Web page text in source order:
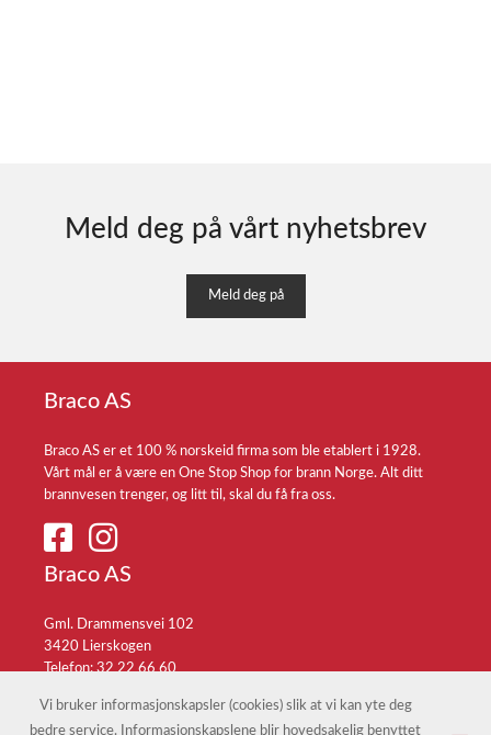
Meld deg på vårt nyhetsbrev
Meld deg på
Braco AS
Braco AS er et 100 % norskeid firma som ble etablert i 1928.
Vårt mål er å være en One Stop Shop for brann Norge. Alt ditt
brannvesen trenger, og litt til, skal du få fra oss.
Braco AS
Gml. Drammensvei 102
3420 Lierskogen
Telefon: 32 22 66 60
Vi bruker informasjonskapsler (cookies) slik at vi kan yte deg
bedre service. Informasjonskapslene blir hovedsakelig benyttet